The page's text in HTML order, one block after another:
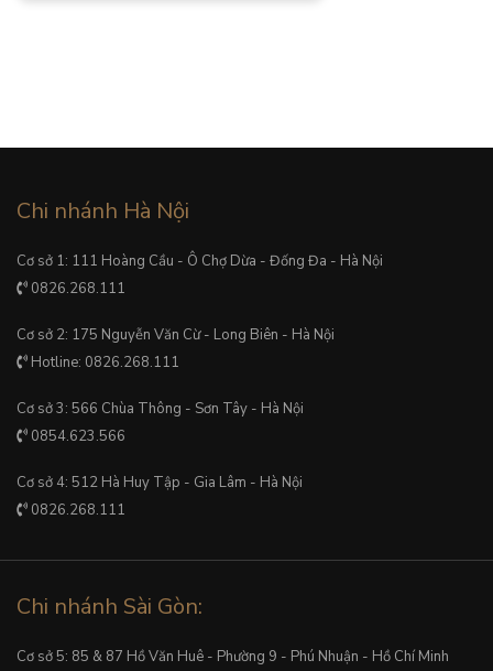
Chi nhánh Hà Nội
Cơ sở 1: 111 Hoàng Cầu - Ô Chợ Dừa - Đống Đa - Hà Nội
0826.268.111
Cơ sở 2: 175 Nguyễn Văn Cừ - Long Biên - Hà Nội
Hotline: 0826.268.111
Cơ sở 3: 566 Chùa Thông - Sơn Tây - Hà Nội
0854.623.566
Cơ sở 4: 512 Hà Huy Tập - Gia Lâm - Hà Nội
0826.268.111
Chi nhánh Sài Gòn:
Cơ sở 5: 85 & 87 Hồ Văn Huê - Phường 9 - Phú Nhuận - Hồ Chí Minh